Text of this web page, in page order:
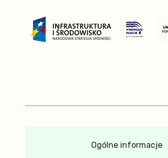
Ogólne informacje